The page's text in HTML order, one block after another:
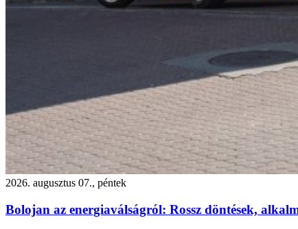
2026. augusztus 07., péntek
Bolojan az energiaválságról: Rossz döntések,